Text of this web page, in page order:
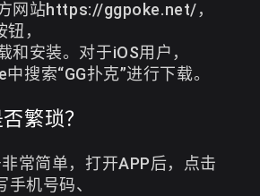
网站https://ggpoke.net/，
，
和安装。对于iOS用户，
搜索“GG扑克”进行下载。
繁琐？
常简单，打开APP后，点击
手机号码、